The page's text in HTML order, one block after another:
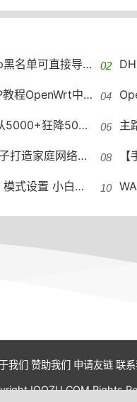
分组 + ACL 批量配置教程
配置IPv6的DHCP功能
50%解决网络卡顿 主路
旁路由极简设置指南 【
用于N1及所有旁路由设备
我们 赞助我们 申请友链 联
IOOZU.COM Rights